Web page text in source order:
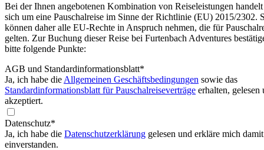
Bei der Ihnen angebotenen Kombination von Reiseleistungen handelt
sich um eine Pauschalreise im Sinne der Richtlinie (EU) 2015/2302.
können daher alle EU-Rechte in Anspruch nehmen, die für
gelten. Zur Buchung dieser Reise bei Furtenbach Adventures
bitte folgende Punkte:
AGB und Standardinformationsblatt*
Ja, ich habe die Allgemeinen Geschäftsbedingungen sowie das
Standardinformationsblatt für Pauschalreiseverträge erhalten, gelesen
akzeptiert.
Datenschutz*
Ja, ich habe die Datenschutzerklärung gelesen und erkläre mich damit
einverstanden.